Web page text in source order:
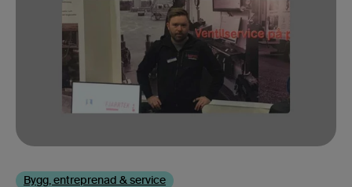
Bygg, entreprenad & service